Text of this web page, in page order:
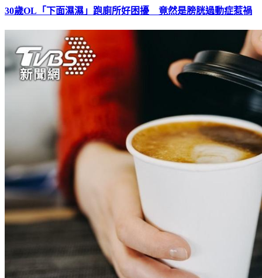
30歲OL「下面濕濕」跑廁所好困擾 竟然是膀胱過動症惹禍